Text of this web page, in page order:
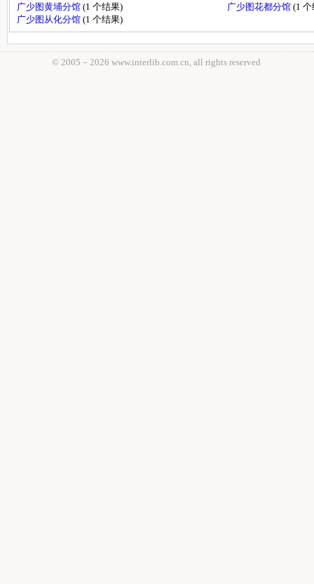
广少图黄埔分馆 (1 个结果) 广少图花都分馆 (1
广少图从化分馆 (1 个结果)
© 2005－ 2026 www.interlib.com.cn, all rights reserved